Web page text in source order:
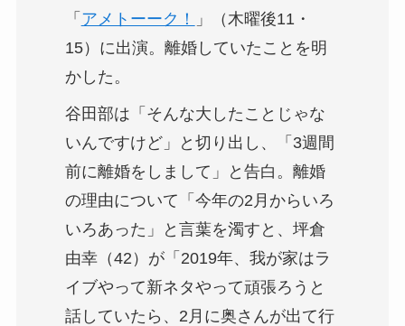
「 アメトーーク！
」（木曜後11・
15）に出演。離婚していたことを明
かした。
谷田部は「そんな大したことじゃな
いんですけど」と切り出し、「3週間
前に離婚をしまして」と告白。離婚
の理由について「今年の2月からいろ
いろあった」と言葉を濁すと、坪倉
由幸（42）が「2019年、我が家はラ
イブやって新ネタやって頑張ろうと
話していたら、2月に奥さんが出て行